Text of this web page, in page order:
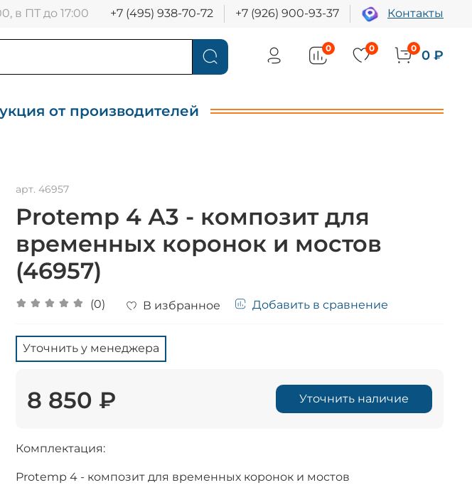
в ПТ до 17:00 +7 (495) 938-70-72 +7 (926) 900-93-37 Контакты
0 0 0 0 ₽
от производителей
арт. 46957
Protemp 4 А3 - композит для
временных коронок и мостов
(46957)
(0) В избранное Добавить в сравнение
Уточнить у менеджера
8 850 ₽ Уточнить наличие
Комплектация:
Protemp 4 - композит для временных коронок и мостов